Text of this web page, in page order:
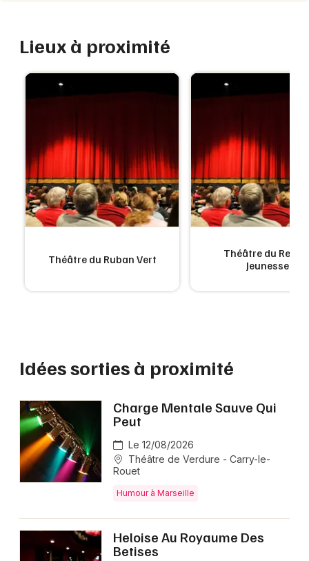
Lieux à proximité
Théâtre du Ruban Vert
Théâtre du
Jeunesse
Idées sorties à proximité
Charge Mentale Sauve Qui
Peut
Le 12/08/2026
Théâtre de Verdure - Carry-le-
Rouet
Humour à Marseille
Heloise Au Royaume Des
Betises